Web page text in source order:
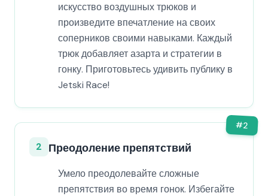
искусство воздушных трюков и
произведите впечатление на своих
соперников своими навыками. Каждый
трюк добавляет азарта и стратегии в
гонку. Приготовьтесь удивить публику в
Jetski Race!
#2
2 Преодоление препятствий
Умело преодолевайте сложные
препятствия во время гонок. Избегайте